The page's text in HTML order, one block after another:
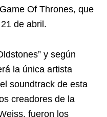
Of Thrones, que
de abril.
y según
la única artista
soundtrack de esta
creadores de la
fueron los